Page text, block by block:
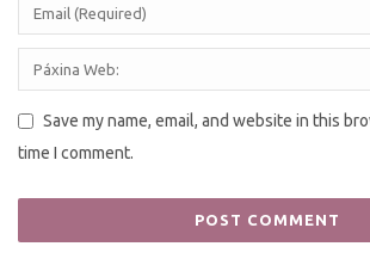
Save my name, email, and website in this
time I comment.